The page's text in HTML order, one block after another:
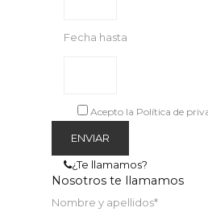
Fecha hasta
Acepto la Política de
¿Te llamamos?
Nosotros te llamamos
Nombre y apellidos*